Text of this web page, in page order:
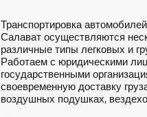
Транспортировка
Салават осуществляются
различные типы легковых и
Работаем с юридическими
государственными
своевременную доставку
воздушных подушках,